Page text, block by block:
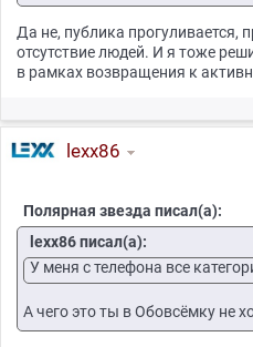
Да не, публика прогуливается,
отсутствие людей. И я тоже
в рамках возвращения к
lexx86
Полярная звезда писал(а):
lexx86 писал(а):
У меня с телефона все
А чего это ты в Обовсёмку не